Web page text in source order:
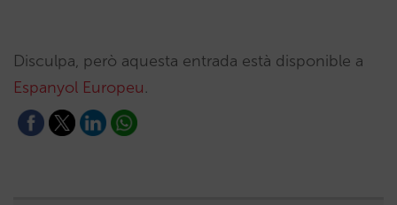
Disculpa, però aquesta entrada està disponible a
Espanyol Europeu.